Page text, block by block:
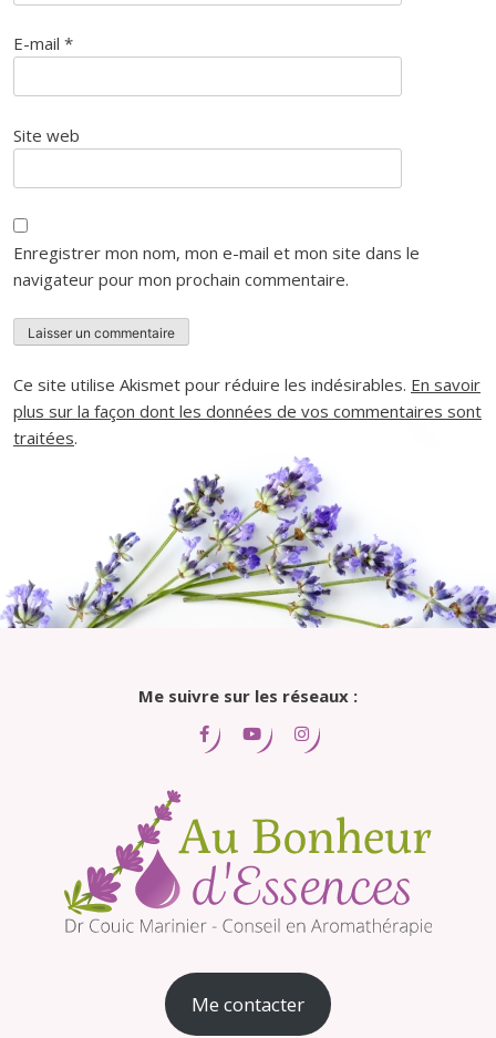
E-mail *
Site web
Enregistrer mon nom, mon e-mail et mon site dans le
navigateur pour mon prochain commentaire.
Ce site utilise Akismet pour réduire les indésirables. En savoir
plus sur la façon dont les données de vos commentaires sont
traitées.
Me suivre sur les réseaux :
Me contacter